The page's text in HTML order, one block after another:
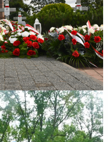
z okazji Dnia Dziecka
Dziecka połączony z IV
w nogi!” realizowany był w
Mazowieckiego i